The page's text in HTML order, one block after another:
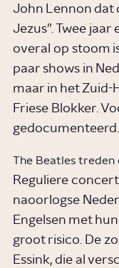
John Lennon dat
Jezus”. Twee
overal op stoom
paar shows in
maar in het Zuid-
Friese Blokker.
gedocumenteerd.
The Beatles treden
Reguliere
naoorlogse
Engelsen met
groot risico. De
Essink, die al